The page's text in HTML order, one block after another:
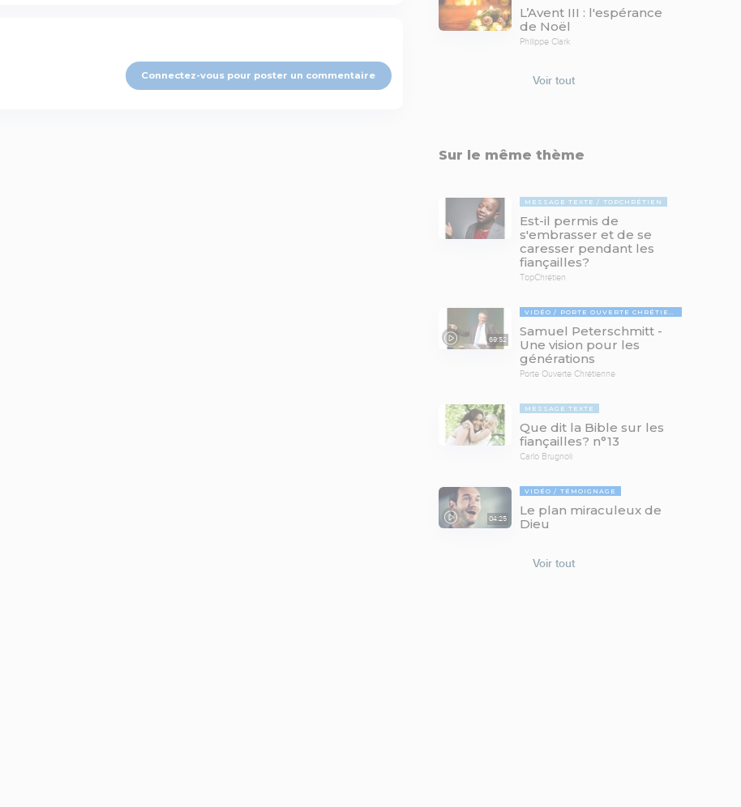
Connectez-vous pour poster un commentaire
L’Avent III : l'espérance
de Noël
Philippe Clark
Voir tout
Sur le même thème
MESSAGE TEXTE TOPCHRÉTIEN
Est-il permis de
s'embrasser et de se
caresser pendant les
fiançailles?
TopChrétien
69:52
VIDÉO PORTE OUVERTE CHRÉTIENNE
Samuel Peterschmitt -
Une vision pour les
générations
Porte Ouverte Chrétienne
MESSAGE TEXTE
Que dit la Bible sur les
fiançailles? n°13
Carlo Brugnoli
04:25
VIDÉO TÉMOIGNAGE
Le plan miraculeux de
Dieu
Voir tout